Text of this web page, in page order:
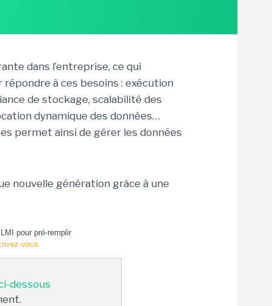
dans l’entreprise, ce qui
à ces besoins : exécution
de stockage, scalabilité des
dynamique des données…
permet ainsi de gérer les données
nouvelle génération grâce à une
pour pré-remplir
vous.
dessous